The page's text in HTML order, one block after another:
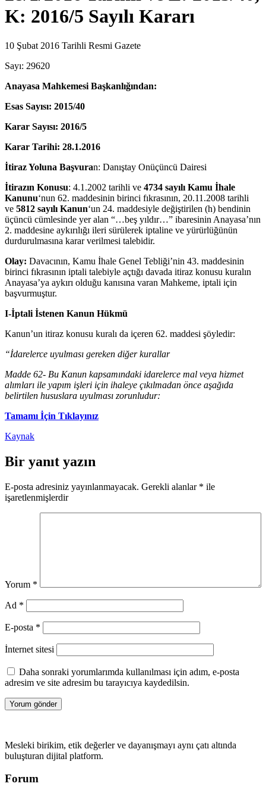
K: 2016/5 Sayılı Kararı
10 Şubat 2016 Tarihli Resmi Gazete
Sayı: 29620
Anayasa Mahkemesi Başkanlığından:
Esas Sayısı: 2015/40
Karar Sayısı: 2016/5
Karar Tarihi: 28.1.2016
İtiraz Yoluna Başvuran: Danıştay Onüçüncü Dairesi
İtirazın Konusu: 4.1.2002 tarihli ve 4734 sayılı Kamu İhale
Kanunu‘nun 62. maddesinin birinci fıkrasının, 20.11.2008 tarihli
ve 5812 sayılı Kanun‘un 24. maddesiyle değiştirilen (h) bendinin
üçüncü cümlesinde yer alan “…beş yıldır…” ibaresinin Anayasa’nın
2. maddesine aykırılığı ileri sürülerek iptaline ve yürürlüğünün
durdurulmasına karar verilmesi talebidir.
Olay: Davacının, Kamu İhale Genel Tebliği’nin 43. maddesinin
birinci fıkrasının iptali talebiyle açtığı davada itiraz konusu kuralın
Anayasa’ya aykırı olduğu kanısına varan Mahkeme, iptali için
başvurmuştur.
I-İptali İstenen Kanun Hükmü
Kanun’un itiraz konusu kuralı da içeren 62. maddesi şöyledir:
“İdarelerce uyulması gereken diğer kurallar
Madde 62- Bu Kanun kapsamındaki idarelerce mal veya hizmet
alımları ile yapım işleri için ihaleye çıkılmadan önce aşağıda
belirtilen hususlara uyulması zorunludur:
Tamamı İçin Tıklayınız
Kaynak
Bir yanıt yazın
E-posta adresiniz yayınlanmayacak. Gerekli alanlar * ile
işaretlenmişlerdir
Yorum *
Ad *
E-posta *
İnternet sitesi
Daha sonraki yorumlarımda kullanılması için adım, e-posta
adresim ve site adresim bu tarayıcıya kaydedilsin.
Mesleki birikim, etik değerler ve dayanışmayı aynı çatı altında
buluşturan dijital platform.
Forum